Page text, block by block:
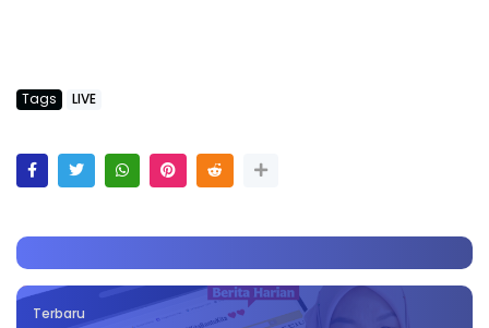
Tags LIVE
Terbaru